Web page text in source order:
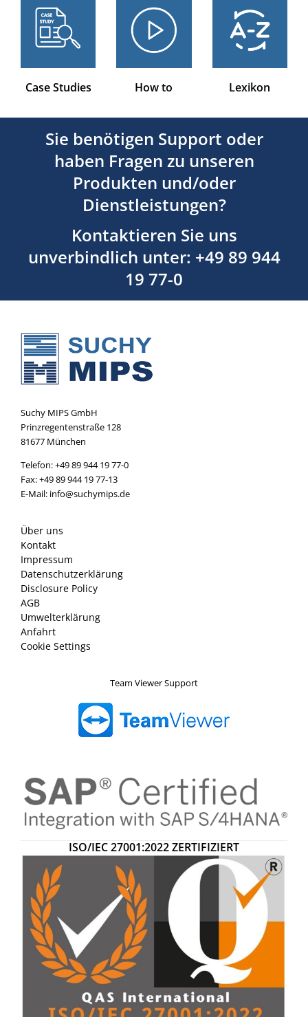
Case Studies How to Lexikon
Sie benötigen Support oder
haben Fragen zu unseren
Produkten und/oder
Dienstleistungen?
Kontaktieren Sie uns
unverbindlich unter: +49 89 944
19 77-0
Suchy MIPS GmbH
Prinzregentenstraße 128
81677 München
Telefon: +49 89 944 19 77-0
Fax: +49 89 944 19 77-13
E-Mail: info@suchymips.de
Über uns
Kontakt
Impressum
Datenschutzerklärung
Disclosure Policy
AGB
Umwelterklärung
Anfahrt
Cookie Settings
Team Viewer Support
ISO/IEC 27001:2022ZERTIFIZIERT